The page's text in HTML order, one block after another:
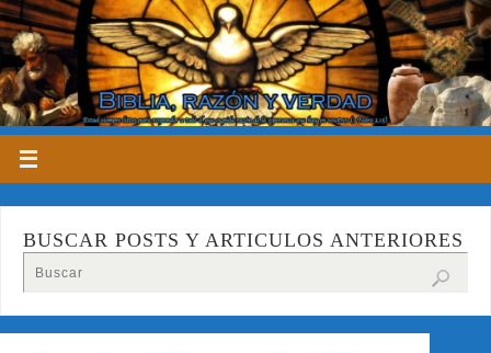
BUSCAR POSTS Y ARTICULOS ANTERIORES